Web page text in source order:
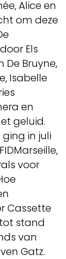
Alice en
om deze
Els
De Bruyne,
Isabelle
en
geluid.
in juli
voor
Cassette
stand
van
Gatz.